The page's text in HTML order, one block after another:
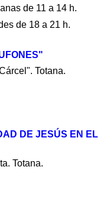
de 11 a 14 h.
de 18 a 21 h.
Totana.
DE JESÚS EN EL
Totana.